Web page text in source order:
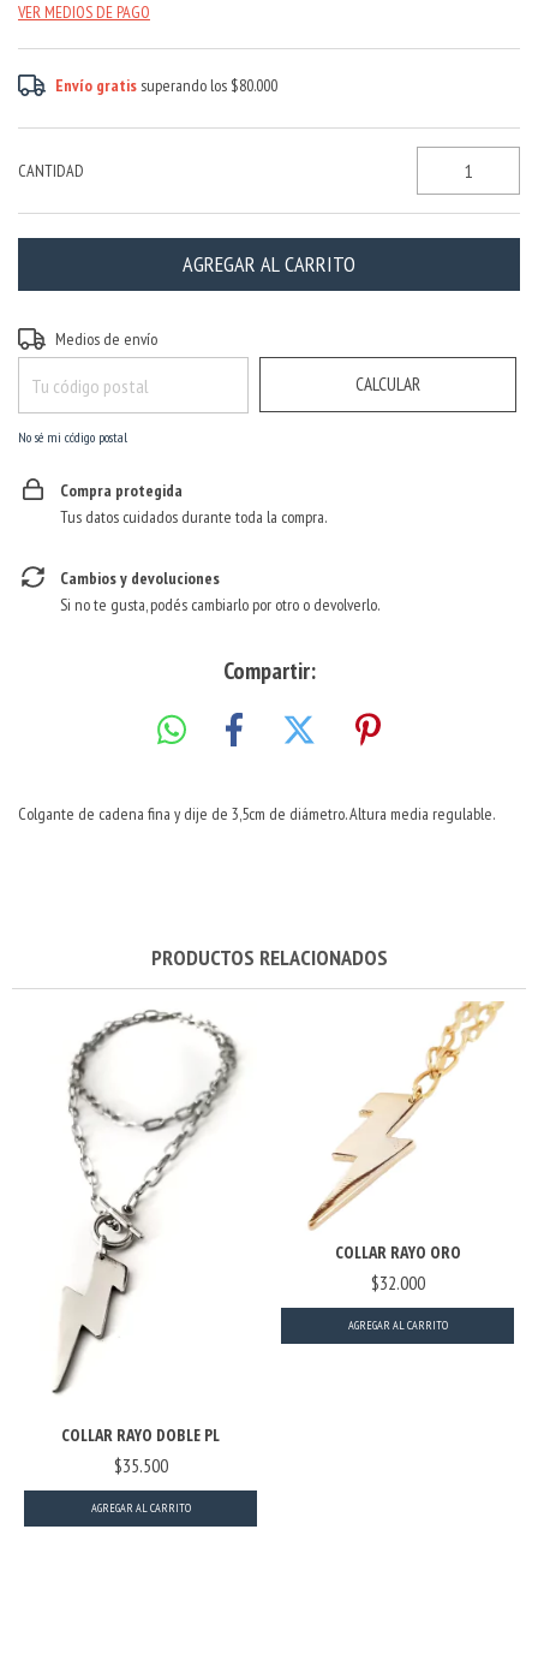
VER MEDIOS DE PAGO
Envío gratis superando los $80.000
CANTIDAD
Entregas para el CP:
Medios de envío
CALCULAR
No sé mi código postal
Compra protegida
Tus datos cuidados durante toda la compra.
Cambios y devoluciones
Si no te gusta, podés cambiarlo por otro o devolverlo.
Compartir:
Colgante de cadena fina y dije de 3,5cm de diámetro. Altura media regulable.
PRODUCTOS RELACIONADOS
COLLAR RAYO DOBLE PL
$35.500
COLLAR RAYO ORO
$32.000